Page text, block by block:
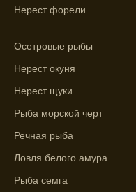
прогноз клева.
температуры
клева.
Лучше всего
рыба.
Нерест форели
Осетровые рыбы
Нерест окуня
Нерест щуки
Рыба морской черт
Речная рыба
Ловля белого амура
Рыба семга